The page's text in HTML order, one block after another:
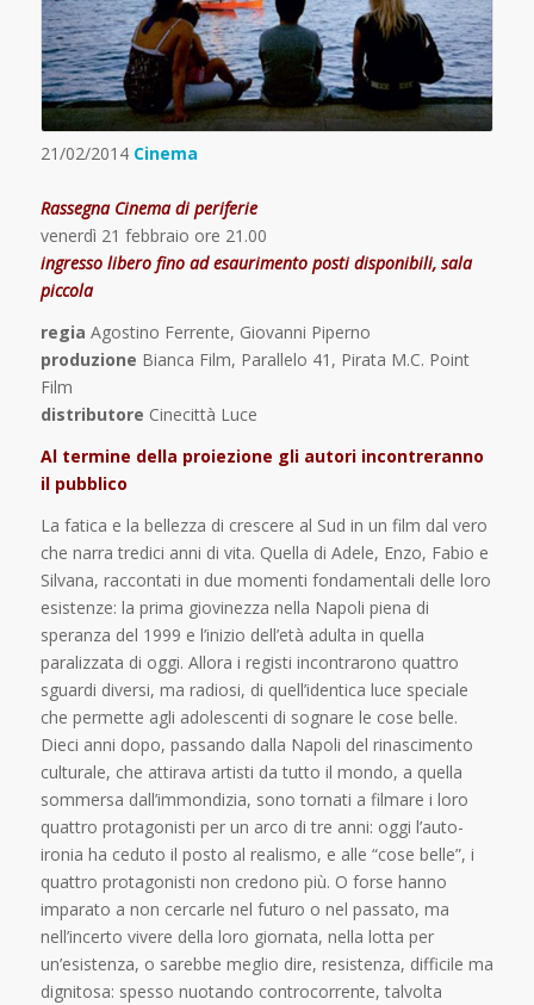
21/02/2014 Cinema
Rassegna Cinema di periferie
venerdì 21 febbraio ore 21.00
ingresso libero fino ad esaurimento posti disponibili, sala
piccola
regia Agostino Ferrente, Giovanni Piperno
produzione Bianca Film, Parallelo 41, Pirata M.C. Point
Film
distributore Cinecittà Luce
Al termine della proiezione gli autori incontreranno
il pubblico
La fatica e la bellezza di crescere al Sud in un film dal vero
che narra tredici anni di vita. Quella di Adele, Enzo, Fabio e
Silvana, raccontati in due momenti fondamentali delle loro
esistenze: la prima giovinezza nella Napoli piena di
speranza del 1999 e l’inizio dell’età adulta in quella
paralizzata di oggi. Allora i registi incontrarono quattro
sguardi diversi, ma radiosi, di quell’identica luce speciale
che permette agli adolescenti di sognare le cose belle.
Dieci anni dopo, passando dalla Napoli del rinascimento
culturale, che attirava artisti da tutto il mondo, a quella
sommersa dall’immondizia, sono tornati a filmare i loro
quattro protagonisti per un arco di tre anni: oggi l’auto-
ironia ha ceduto il posto al realismo, e alle “cose belle”, i
quattro protagonisti non credono più. O forse hanno
imparato a non cercarle nel futuro o nel passato, ma
nell’incerto vivere della loro giornata, nella lotta per
un’esistenza, o sarebbe meglio dire, resistenza, difficile ma
dignitosa: spesso nuotando controcorrente, talvolta